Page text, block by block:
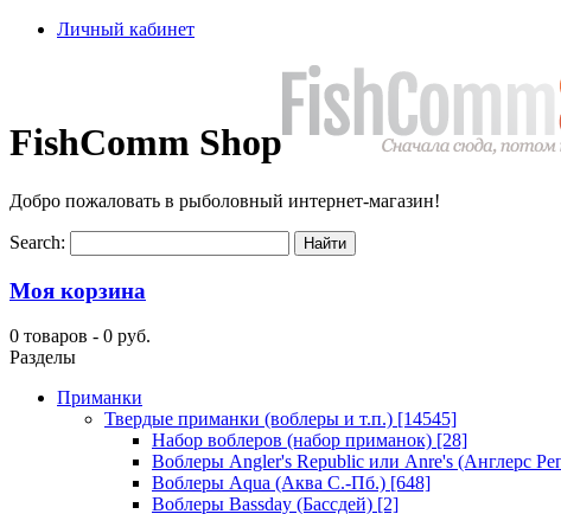
Личный кабинет
FishComm Shop
Добро пожаловать в рыболовный интернет-магазин!
Search:
Моя корзина
0 товаров - 0 руб.
Разделы
Приманки
Твердые приманки (воблеры и т.п.) [14545]
Набор воблеров (набор приманок) [28]
Воблеры Angler's Republic или Anre's (Англерс
Воблеры Aqua (Аква С.-Пб.) [648]
Воблеры Bassday (Бассдей) [2]